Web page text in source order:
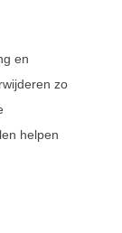
en
zo
helpen